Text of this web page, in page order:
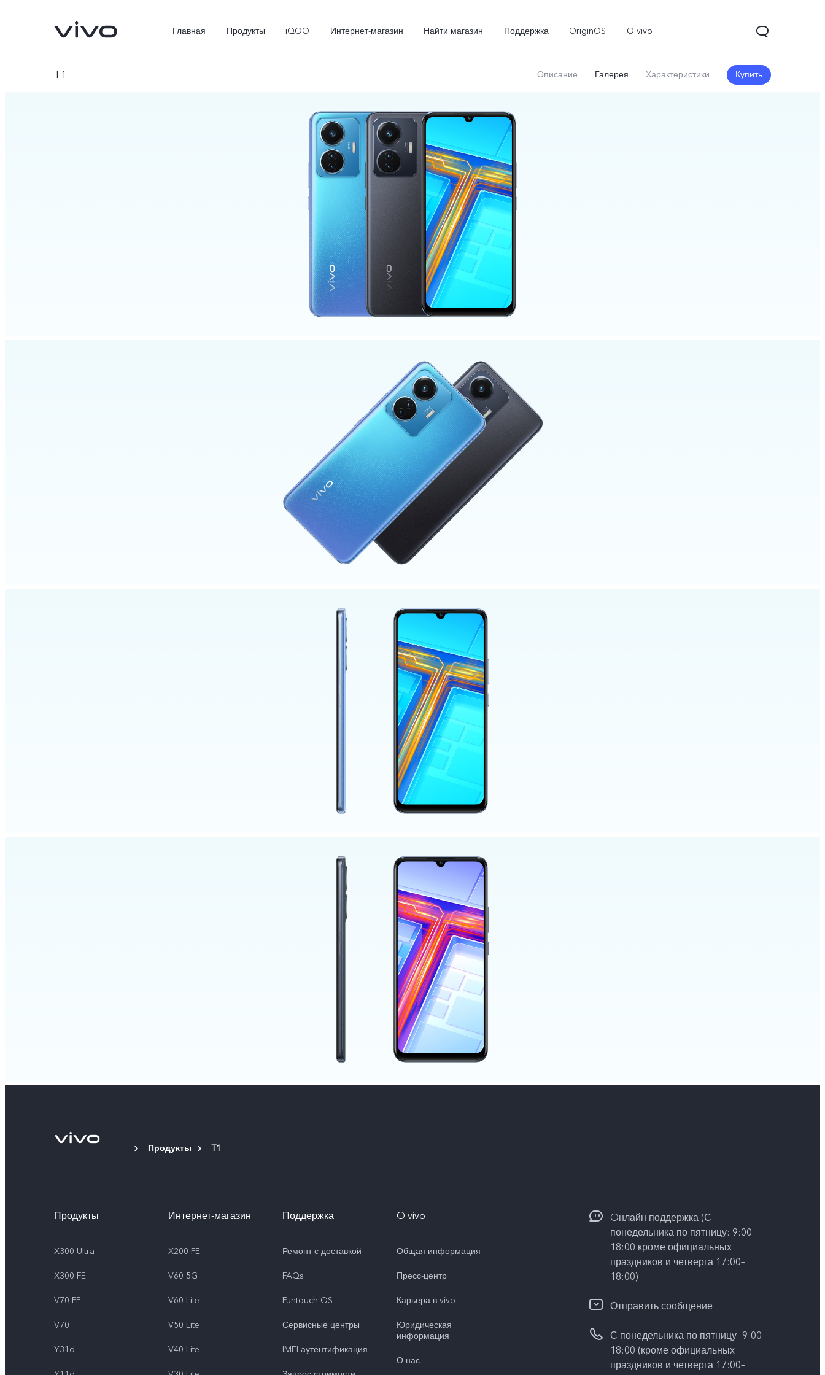
Главная Продукты iQOO Интернет-магазин Найти магазин Поддержка OriginOS O vivo
X300 FE Новинка
T1 Описание Галерея Характеристики Купить
Продукты T1
Продукты
X300 Ultra
X300 FE
V70 FE
V70
Y31d
Интернет-магазин
X200 FE
V60 5G
V60 Lite
V50 Lite
V40 Lite
Поддержка
Ремонт с доставкой
FAQs
Funtouch OS
Сервисные центры
IMEI аутентификация
O vivo
Общая информация
Пресс-центр
Карьера в vivo
Юридическая
информация
О нас
Oнлайн поддержка (С
понедельника по пятницу: 9:00–
18:00 кроме официальных
праздников и четверга 17:00–
18:00)
Отправить сообщение
С понедельника по пятницу: 9:00–
18:00 (кроме официальных
праздников и четверга 17:00–